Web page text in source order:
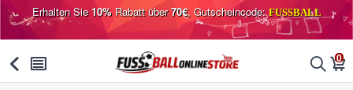
Erhalten Sie10%Rabatt über70€, Gutscheincode:FUSSBALL
󰅯 󰂩 󰂨 0
󰃦